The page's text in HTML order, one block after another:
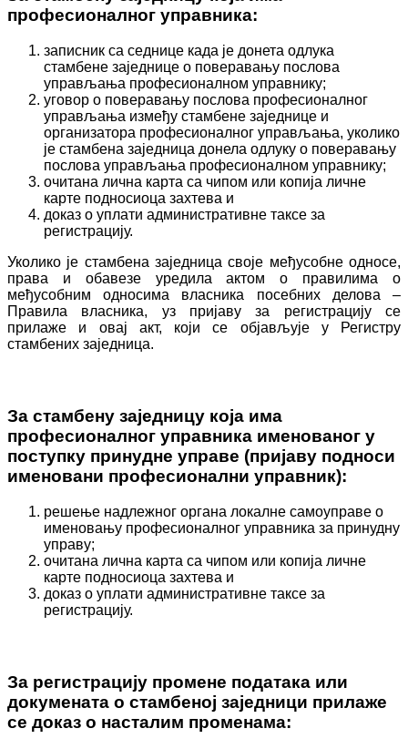
професионалног управника:
записник са седнице када је донета одлука
стамбене заједнице о поверавању послова
управљања професионалном управнику;
уговор о поверавању послова професионалног
управљања између стамбене заједнице и
организатора професионалног управљања, уколико
је стамбена заједница донела одлуку о поверавању
послова управљања професионалном управнику;
очитана лична карта са чипом или копија личне
карте подносиоца захтева и
доказ о уплати административне таксе за
регистрацију.
Уколико је стамбена заједница своје међусобне односе,
права и обавезе уредила актом о правилима о
међусобним односима власника посебних делова –
Правила власника, уз пријаву за регистрацију се
прилаже и овај акт, који се објављује у Регистру
стамбених заједница.
За стамбену заједницу која има
професионалног управника именованог у
поступку принудне управе (пријаву подноси
именовани професионални управник):
решење надлежног органа локалне самоуправе о
именовању професионалног управника за принудну
управу;
очитана лична карта са чипом или копија личне
карте подносиоца захтева и
доказ о уплати административне таксе за
регистрацију.
За регистрацију промене података или
докумената о стамбеној заједници прилаже
се доказ о насталим променама: